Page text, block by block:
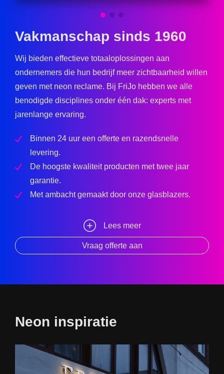
Vakmanschap sinds 1960
Wij bieden effectieve totaaloplossingen aan
ondernemers die hun bedrijf meer zichtbaarheid willen
geven met neon reclame. Bij FriJo hebben we alle
benodigde disciplines onder één dak: experts met
jarenlange ervaring.
Binnen 24 uur een offerte en razendsnelle
levering.
De hoogste kwaliteit producten met twee jaar
garantie.
Met ambacht gemaakt door onze glasblazers.
Lees meer
Vraag offerte aan
Neon inspiratie